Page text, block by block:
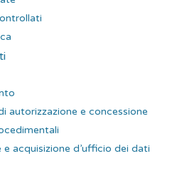
autorizzazione e concessione
acquisizione d’ufficio dei dati